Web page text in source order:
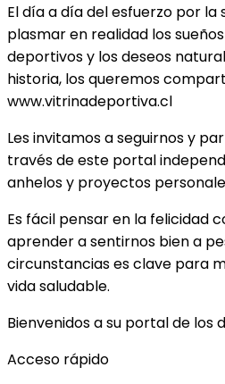
El día a día del esfuerzo por
plasmar en realidad los
deportivos y los deseos
historia, los queremos
www.vitrinadeportiva.cl
Les invitamos a seguirnos y
través de este portal
anhelos y proyectos
Es fácil pensar en la felicidad
aprender a sentirnos bien a
circunstancias es clave para
vida saludable.
Bienvenidos a su portal de los
Acceso rápido